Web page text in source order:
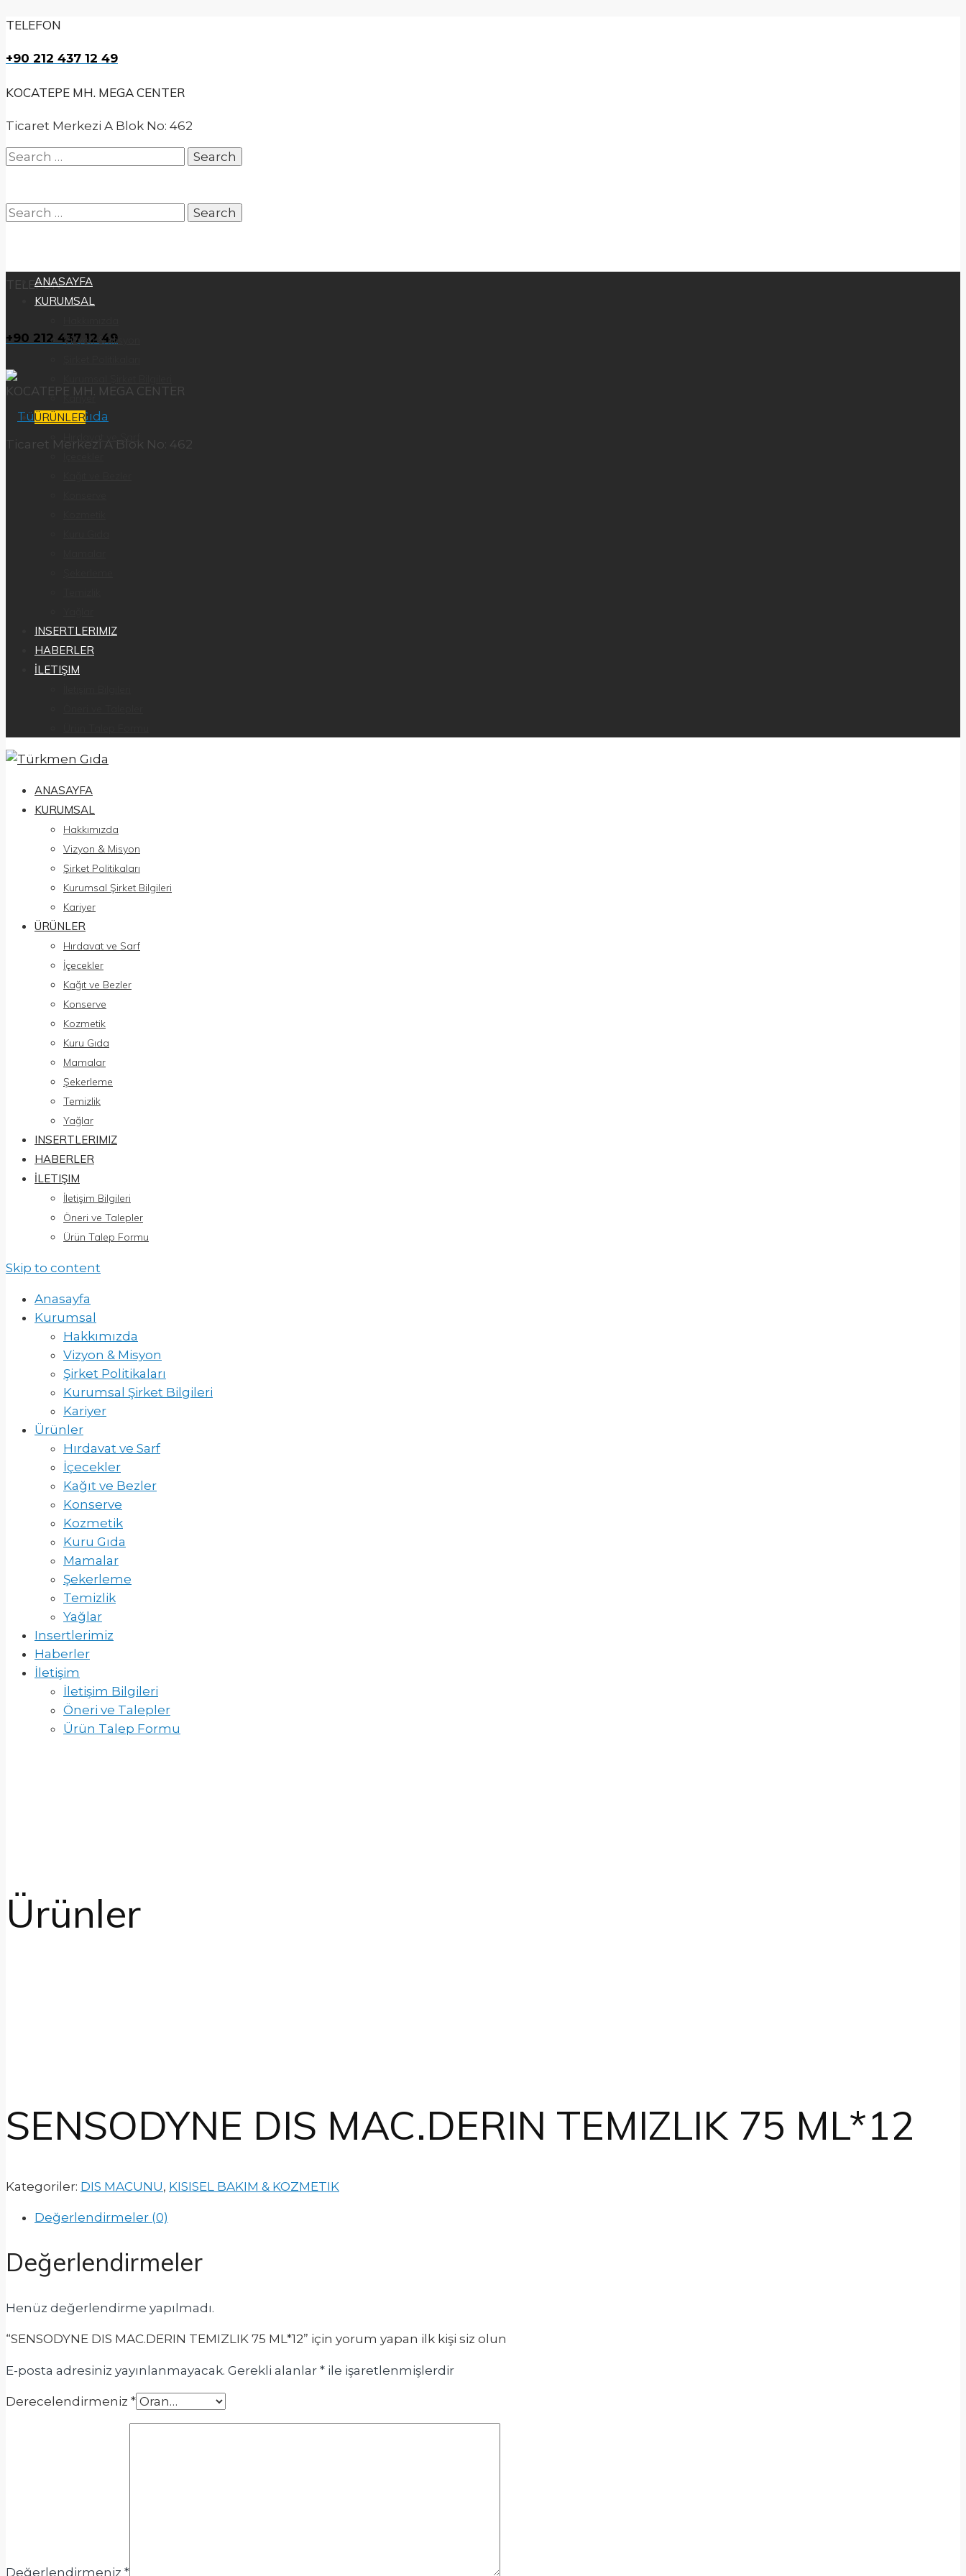
TELEFON
+90 212 437 12 49
KOCATEPE MH. MEGA CENTER
Ticaret Merkezi A Blok No: 462
Search
Search
TELEFON
+90 212 437 12 49
KOCATEPE MH. MEGA CENTER
Ticaret Merkezi A Blok No: 462
ANASAYFA
KURUMSAL
Vizyon & Misyon
Kariyer
ÜRÜNLER
Hırdavat ve Sarf
INSERTLERIMIZ
HABERLER
İLETIŞIM
ANASAYFA
KURUMSAL
Hakkımızda
Vizyon & Misyon
Şirket Politikaları
Kurumsal Şirket Bilgileri
Kariyer
ÜRÜNLER
Hırdavat ve Sarf
İçecekler
Kağıt ve Bezler
Konserve
Kozmetik
Kuru Gıda
Mamalar
Şekerleme
Temizlik
Yağlar
INSERTLERIMIZ
HABERLER
İLETIŞIM
İletişim Bilgileri
Öneri ve Talepler
Ürün Talep Formu
Skip to content
Anasayfa
Kurumsal
Hakkımızda
Vizyon & Misyon
Şirket Politikaları
Kurumsal Şirket Bilgileri
Kariyer
Ürünler
Hırdavat ve Sarf
İçecekler
Kağıt ve Bezler
Konserve
Kozmetik
Kuru Gıda
Mamalar
Şekerleme
Temizlik
Yağlar
Insertlerimiz
Haberler
İletişim
İletişim Bilgileri
Öneri ve Talepler
Ürün Talep Formu
Ürünler
SENSODYNE DIS MAC.DERIN TEMIZLIK 75 ML*12
Kategoriler: DIS MACUNU, KISISEL BAKIM & KOZMETIK
Değerlendirmeler (0)
Değerlendirmeler
Henüz değerlendirme yapılmadı.
“SENSODYNE DIS MAC.DERIN TEMIZLIK 75 ML*12” için yorum yapan ilk kişi siz olun
E-posta adresiniz yayınlanmayacak. Gerekli alanlar * ile işaretlenmişlerdir
Derecelendirmeniz *
Değerlendirmeniz *